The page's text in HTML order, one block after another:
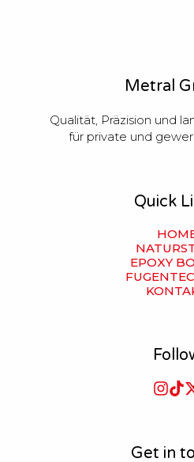
Metral
Qualität, Präzision und
für private und
Quick
EPOXY
Get in